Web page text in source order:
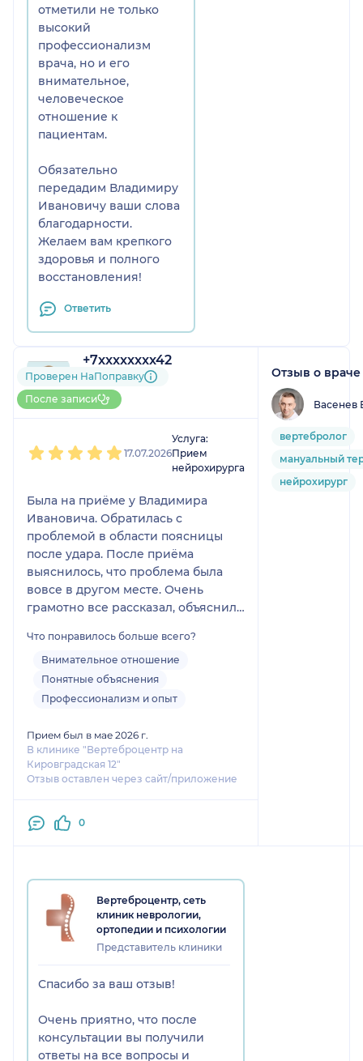
отметили не только
высокий
профессионализм
врача, но и его
внимательное,
человеческое
отношение к
пациентам.
Обязательно
передадим Владимиру
Ивановичу ваши слова
благодарности.
Желаем вам крепкого
здоровья и полного
восстановления!
Ответить
+7xxxxxxxx42
1 отзыви1 оценка
До 10 записей через
НаПоправку
Проверен НаПоправку
После записи
17.07.2026
Услуга:
Прием
нейрохирурга
Была на приёме у Владимира
Ивановича. Обратилась с
проблемой в области поясницы
после удара. После приёма
выяснилось, что проблема была
вовсе в другом месте. Очень
грамотно все рассказал, объяснил,
функционируют мышцы. Сделал
массаж и объяснил какая точка за
что отвечает. Приятное общение.
Правильный подход. Планирую
Ивановича.
Что понравилось больше всего?
Внимательное отношение
Понятные объяснения
Профессионализм и опыт
Прием был в мае 2026 г.
В клинике "Вертеброцентр на
Кировградская 12"
Отзыв оставлен через сайт/приложение
0
Отзыв о враче
Васенев
вертебролог
мануальный
нейрохирург
Вертеброцентр, сеть
клиник неврологии,
ортопедии и психологии
Представитель клиники
Спасибо за ваш отзыв!
Очень приятно, что после
консультации вы получили
ответы на все вопросы и